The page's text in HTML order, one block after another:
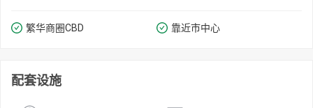
繁华商圈​​CBD 靠近市中心
配套设施